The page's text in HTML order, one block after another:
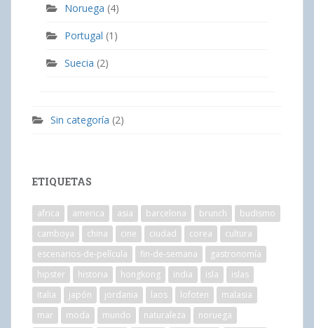
Noruega (4)
Portugal (1)
Suecia (2)
Sin categoría (2)
ETIQUETAS
africa america asia barcelona brunch
budismo
camboya
china cine ciudad corea
cultura
escenarios-de-película
fin-de-semana
gastronomía
hipster
historia hongkong india isla
islas
italia
japón jordania laos lofoten
malasia
mar
moda mundo naturaleza
noruega